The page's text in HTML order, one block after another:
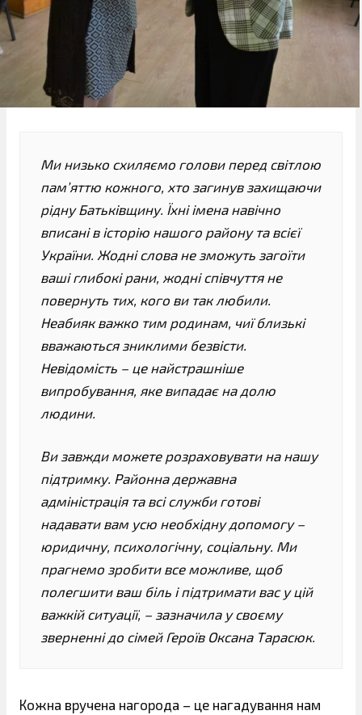
Ми низько схиляємо голови перед світлою
пам’яттю кожного, хто загинув захищаючи
рідну Батьківщину. Їхні імена навічно
вписані в історію нашого району та всієї
України. Жодні слова не зможуть загоїти
ваші глибокі рани, жодні співчуття не
повернуть тих, кого ви так любили.
Неабияк важко тим родинам, чиї близькі
вважаються зниклими безвісти.
Невідомість – це найстрашніше
випробування, яке випадає на долю
людини.
Ви завжди можете розраховувати на нашу
підтримку. Районна державна
адміністрація та всі служби готові
надавати вам усю необхідну допомогу –
юридичну, психологічну, соціальну. Ми
прагнемо зробити все можливе, щоб
полегшити ваш біль і підтримати вас у цій
важкій ситуації, – зазначила у своєму
зверненні до сімей Героїв Оксана Тарасюк.
Кожна вручена нагорода – це нагадування нам